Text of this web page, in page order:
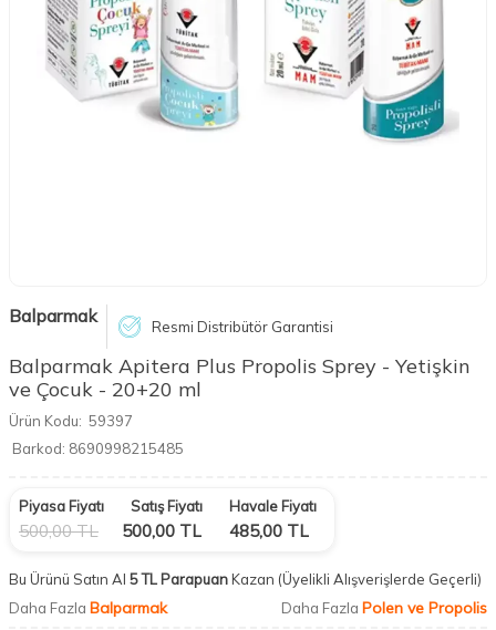
Balparmak Resmi Distribütör Garantisi
Balparmak Apitera Plus Propolis Sprey - Yetişkin
ve Çocuk - 20+20 ml
Ürün Kodu: 59397
Barkod: 8690998215485
Piyasa Fiyatı
500,00TL
Satış Fiyatı
500,00 TL
Havale Fiyatı
485,00 TL
Bu Ürünü Satın Al 5 TL ParapuanKazan (Üyelikli Alışverişlerde Geçerli)
Daha Fazla Balparmak Daha Fazla Polen ve Propolis